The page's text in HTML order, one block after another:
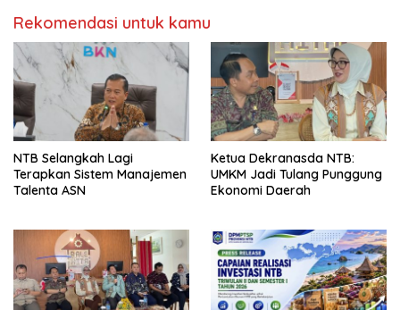
Rekomendasi untuk kamu
NTB Selangkah Lagi
Terapkan Sistem Manajemen
Talenta ASN
Ketua Dekranasda NTB:
UMKM Jadi Tulang Punggung
Ekonomi Daerah